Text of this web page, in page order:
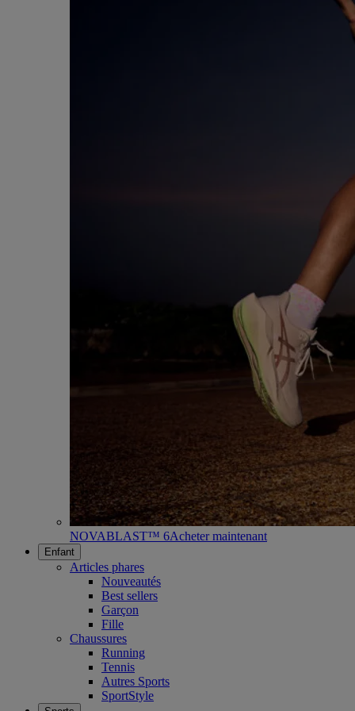
NOVABLAST™ 6Acheter maintenant
Enfant
Articles phares
Nouveautés
Best sellers
Garçon
Fille
Chaussures
Running
Tennis
Autres Sports
SportStyle